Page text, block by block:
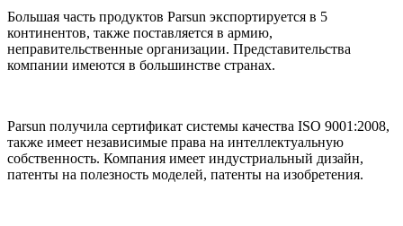
Большая часть продуктов Parsun экспортируется в 5
континентов, также поставляется в армию,
неправительственные организации. Представительства
компании имеются в большинстве странах.
Parsun получила сертификат системы качества ISO 9001:2008,
также имеет независимые права на интеллектуальную
собственность. Компания имеет индустриальный дизайн,
патенты на полезность моделей, патенты на изобретения.